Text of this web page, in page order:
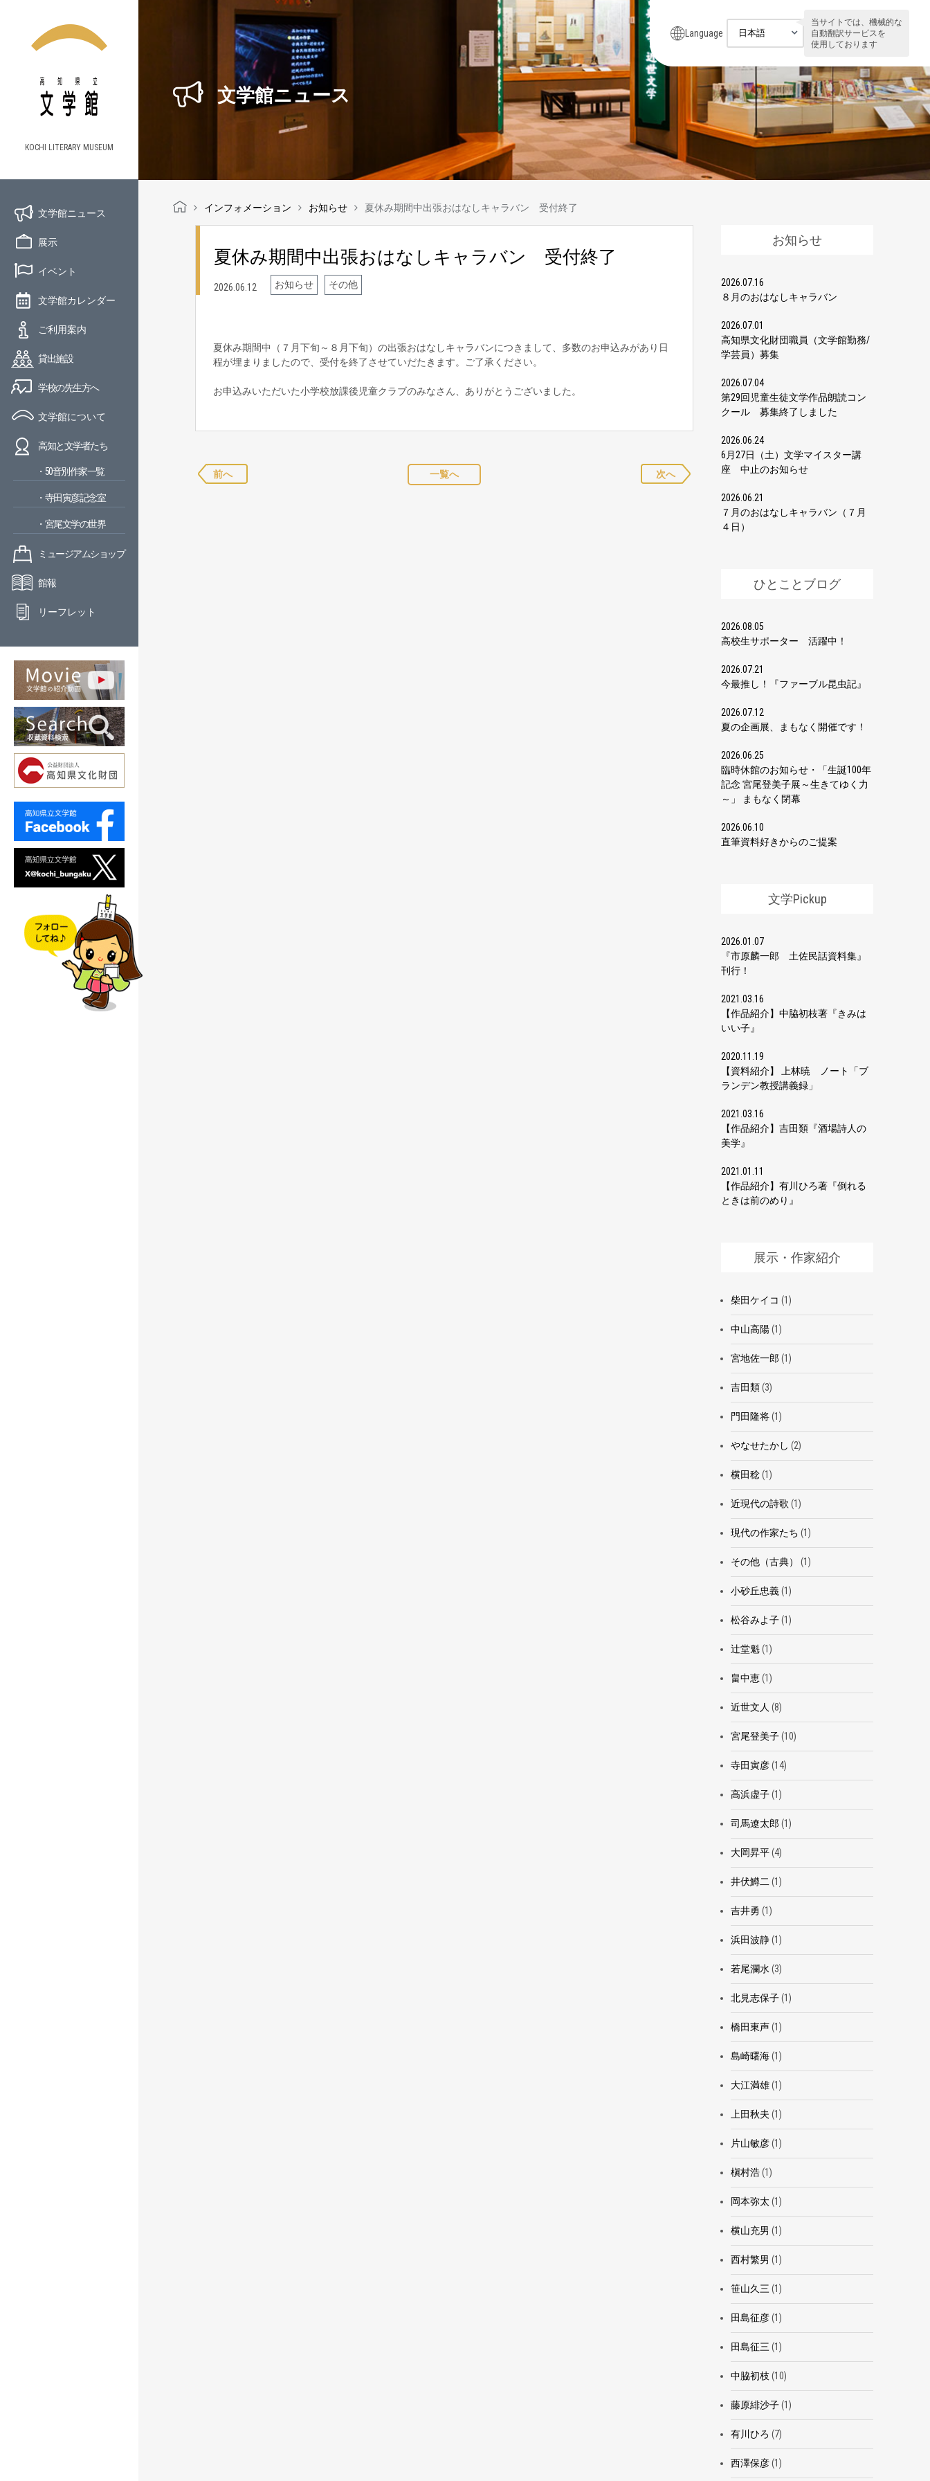
KOCHI LITERARY MUSEUM
文学館ニュース
展示
イベント
文学館カレンダー
ご利用案内
貸出施設
学校の先生方へ
文学館について
高知と文学者たち
・50音別作家一覧
・寺田寅彦記念室
・宮尾文学の世界
ミュージアムショップ
館報
リーフレット
Language
当サイトでは、機械的な
自動翻訳サービスを
使用しております
文学館ニュース
インフォメーション お知らせ 夏休み期間中出張おはなしキャラバン 受付終了
夏休み期間中出張おはなしキャラバン 受付終了
2026.06.12 お知らせ その他
夏休み期間中（７月下旬～８月下旬）の出張おはなしキャラバンにつきまして、多数のお申込みがあり日
程が埋まりましたので、受付を終了させていだたきます。ご了承ください。
お申込みいただいた小学校放課後児童クラブのみなさん、ありがとうございました。
前へ 一覧へ 次へ
お知らせ
2026.07.16
８月のおはなしキャラバン
2026.07.01
高知県文化財団職員（文学館勤務/
学芸員）募集
2026.07.04
第29回児童生徒文学作品朗読コン
クール 募集終了しました
2026.06.24
6月27日（土）文学マイスター講
座 中止のお知らせ
2026.06.21
７月のおはなしキャラバン（７月
４日）
ひとことブログ
2026.08.05
高校生サポーター 活躍中！
2026.07.21
今最推し！『ファーブル昆虫記』
2026.07.12
夏の企画展、まもなく開催です！
2026.06.25
臨時休館のお知らせ・「生誕100年
記念 宮尾登美子展～生きてゆく力
～」 まもなく閉幕
2026.06.10
直筆資料好きからのご提案
文学Pickup
2026.01.07
『市原麟一郎 土佐民話資料集』
刊行！
2021.03.16
【作品紹介】中脇初枝著『きみは
いい子』
2020.11.19
【資料紹介】 上林暁 ノート「ブ
ランデン教授講義録」
2021.03.16
【作品紹介】吉田類『酒場詩人の
美学』
2021.01.11
【作品紹介】有川ひろ著『倒れる
ときは前のめり』
展示・作家紹介
柴田ケイコ (1)
中山高陽(1)
宮地佐一郎 (1)
吉田類(3)
門田隆将(1)
やなせたかし (2)
横田稔(1)
近現代の詩歌 (1)
現代の作家たち (1)
その他（古典） (1)
小砂丘忠義(1)
松谷みよ子(1)
辻堂魁(1)
畠中恵(1)
近世文人 (8)
宮尾登美子(10)
寺田寅彦(14)
高浜虚子(1)
司馬遼太郎 (1)
大岡昇平(4)
井伏鱒二 (1)
吉井勇 (1)
浜田波静(1)
若尾瀾水 (3)
北見志保子(1)
橋田東声(1)
島崎曙海(1)
大江満雄(1)
上田秋夫 (1)
片山敏彦(1)
槇村浩(1)
岡本弥太 (1)
横山充男 (1)
西村繁男 (1)
笹山久三 (1)
田島征彦(1)
田島征三 (1)
中脇初枝 (10)
藤原緋沙子(1)
有川ひろ (7)
西澤保彦(1)